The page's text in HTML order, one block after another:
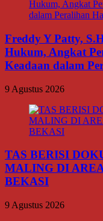
Freddy Y Patty,
Hukum, Angkat
Keadaan dalam
9 Agustus 2026
TAS BERISI
MALING DI
BEKASI
9 Agustus 2026